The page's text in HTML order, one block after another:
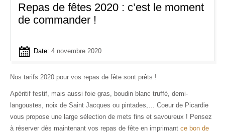
Repas de fêtes 2020 : c’est le moment
de commander !
Date: 4 novembre 2020
Nos tarifs 2020 pour vos repas de fête sont prêts !
Apéritif festif, mais aussi foie gras, boudin blanc truffé, demi-
langoustes, noix de Saint Jacques ou pintades,… Coeur de Picardie
vous propose une large sélection de mets fins et savoureux ! Pensez
à réserver dès maintenant vos repas de fête en imprimant ce bon de